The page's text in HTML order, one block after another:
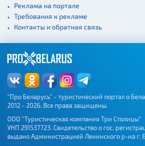
Веломаршруты
Аэропорты
вокзалы
Реклама на портале
Требования к рекламе
Контакты и обратная связь
"Про Беларусь" - туристический портал о
2012 - 2026. Все права защищены.
ООО "Туристическая компания Три Столицы"
УНП 291537723. Свидетельство о гос.
выдано Администрацией Ленинского р-на г.